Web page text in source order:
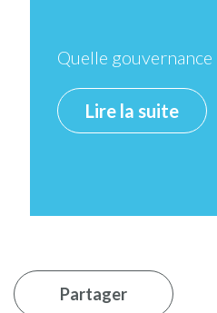
Quelle gouvernance
Lire la suite
Partager